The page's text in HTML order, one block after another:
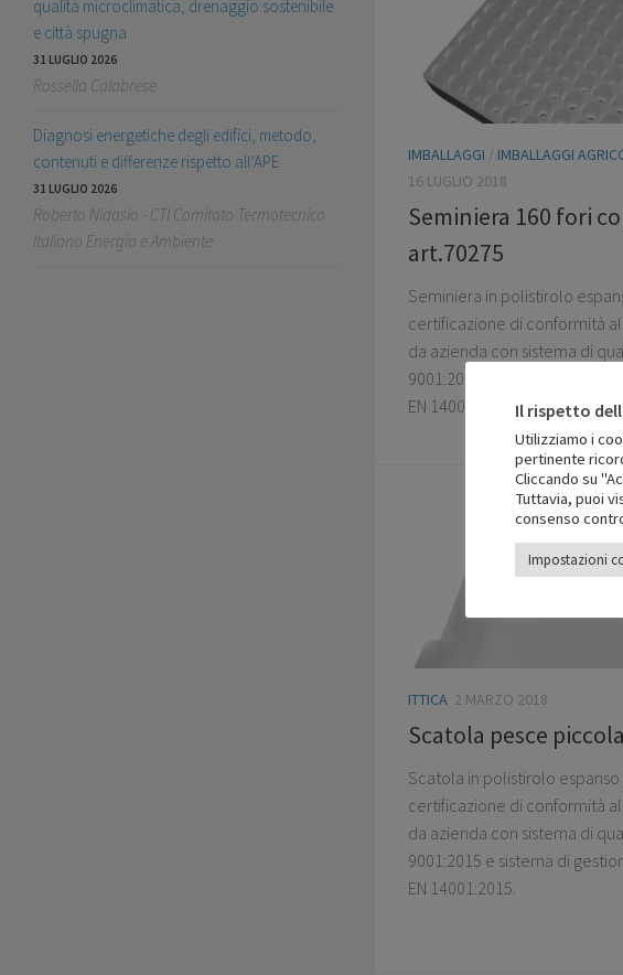
IMBALLAGGI / IMBALLAGGI
16 LUGLIO 2018
Seminiera 160 fori
art.70275
Seminiera in polistirolo
certificazione di conformità
da azienda con sistema di
9001:2015 e sistema di
EN 14001:2015.
ITTICA 2 MARZO 2018
Scatola pesce
Scatola in polistirolo
certificazione di conformità
da azienda con sistema di
9001:2015 e sistema di
EN 14001:2015.
qualità microclimatica, drenaggio sostenibile
e città spugna
31 LUGLIO 2026
Rossella Calabrese
Diagnosi energetiche degli edifici, metodo,
contenuti e differenze rispetto all’APE
31 LUGLIO 2026
Roberto Nidasio - CTI Comitato Termotecnico
Italiano Energia e Ambiente
Il rispetto
Utilizziamo i
pertinente
Cliccando su
Tuttavia, puoi
consenso
Impostazioni